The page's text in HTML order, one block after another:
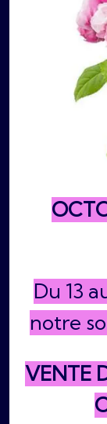
Du 13
notre
VENTE